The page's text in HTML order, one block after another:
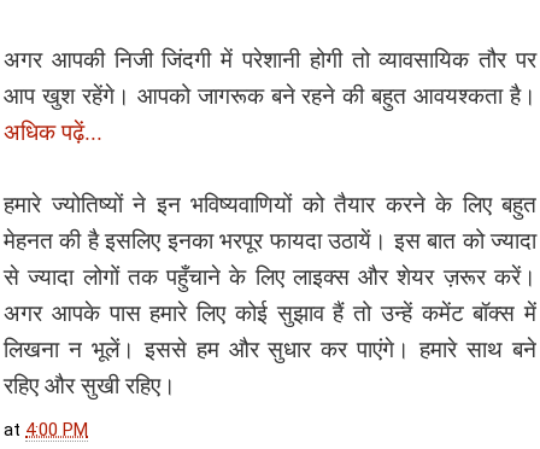
अगर आपकी निजी जिंदगी में परेशानी होगी तो व्यावसायिक तौर पर
आप खुश रहेंगे। आपको जागरूक बने रहने की बहुत आवयश्कता है।
अधिक पढ़ें...
हमारे ज्योतिष्यों ने इन भविष्यवाणियों को तैयार करने के लिए बहुत
मेहनत की है इसलिए इनका भरपूर फायदा उठायें। इस बात को ज्यादा
से ज्यादा लोगों तक पहुँचाने के लिए लाइक्स और शेयर ज़रूर करें।
अगर आपके पास हमारे लिए कोई सुझाव हैं तो उन्हें कमेंट बॉक्स में
लिखना न भूलें। इससे हम और सुधार कर पाएंगे। हमारे साथ बने
रहिए और सुखी रहिए।
at 4:00 PM